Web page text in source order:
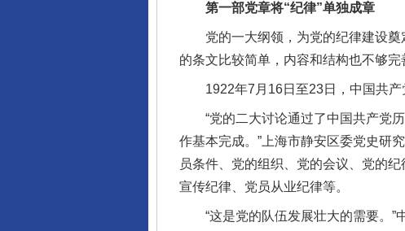
第一部党章将“纪律”单独成章
党的一大纲领，为党的纪律建设奠
的条文比较简单，内容和结构也不够
1922年7月16日至23日，中国共产
“党的二大讨论通过了中国共产党历
作基本完成。”上海市静安区委党史研
员条件、党的组织、党的会议、党的
宣传纪律、党员从业纪律等。
“这是党的队伍发展壮大的需要。”